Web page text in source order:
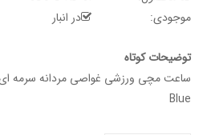
موجودی:
در انبار
توضیحات کوتاه
Blue